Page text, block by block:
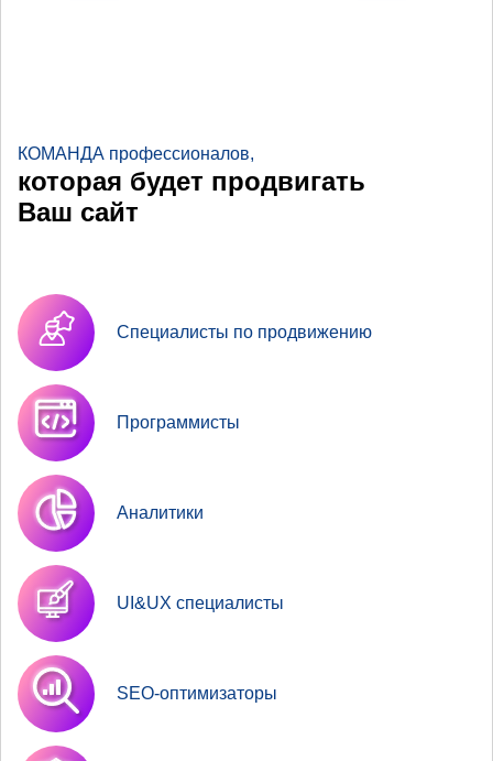
КОМАНДА профессионалов,
которая будет продвигать
Ваш сайт
Специалисты по продвижению
Программисты
Аналитики
UI&UX специалисты
SEO-оптимизаторы